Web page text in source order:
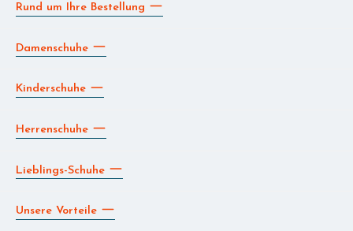
Rund um Ihre Bestellung
Damenschuhe
Kinderschuhe
Herrenschuhe
Lieblings-Schuhe
Unsere Vorteile